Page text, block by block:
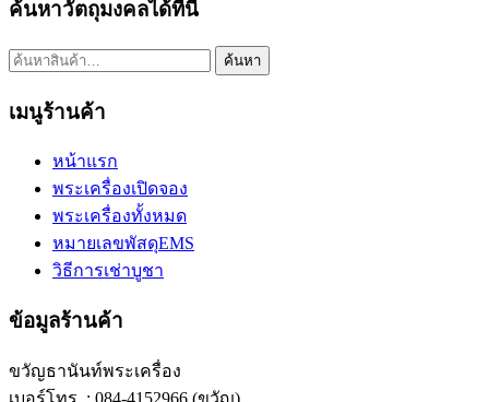
ค้นหาวัตถุมงคลได้ที่นี่
ค้นหา: ค้นหา
เมนูร้านค้า
หน้าแรก
พระเครื่องเปิดจอง
พระเครื่องทั้งหมด
หมายเลขพัสดุEMS
วิธีการเช่าบูชา
ข้อมูลร้านค้า
ขวัญธานันท์พระเครื่อง
เบอร์โทร. : 084-4152966 (ขวัญ)